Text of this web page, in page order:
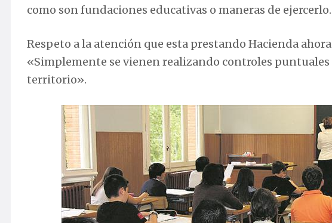
como son fundaciones educativas o maneras de ejercerlo.
Respeto a la atención que esta prestando Hacienda
«Simplemente se vienen realizando controles
territorio».